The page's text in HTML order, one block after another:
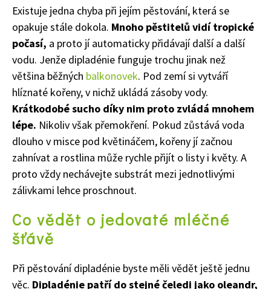
Naše krásná zahrada
Existuje jedna chyba při jejím pěstování, která se
opakuje stále dokola. Mnoho pěstitelů vidí tropické
počasí, a proto jí automaticky přidávají další a další
vodu. Jenže dipladénie funguje trochu jinak než
většina běžných balkonovek. Pod zemí si vytváří
hlíznaté kořeny, v nichž ukládá zásoby vody.
Krátkodobé sucho díky nim proto zvládá mnohem
lépe. Nikoliv však přemokření. Pokud zůstává voda
dlouho v misce pod květináčem, kořeny jí začnou
zahnívat a rostlina může rychle přijít o listy i květy. A
proto vždy nechávejte substrát mezi jednotlivými
zálivkami lehce proschnout.
Co vědět o jedovaté mléčné
šťávě
Při pěstování dipladénie byste měli vědět ještě jednu
věc. Dipladénie patří do stejné čeledi jako oleandr,